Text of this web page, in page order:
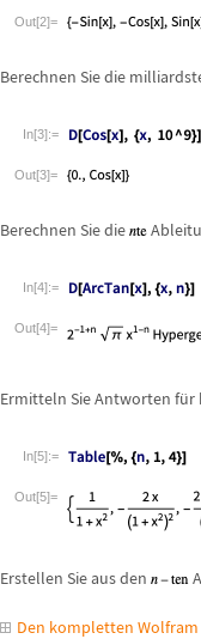
Out[2]=
Berechnen Sie die
In[3]:=
Out[3]=
Berechnen Sie die
In[4]:=
Out[4]=
Ermitteln Sie Antworten für
In[5]:=
Out[5]=
Erstellen Sie aus den
Den kompletten